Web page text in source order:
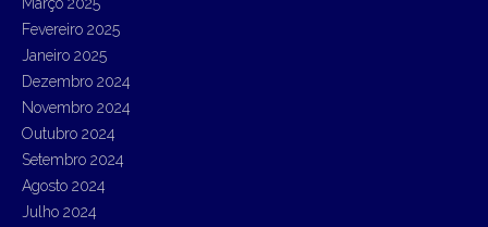
Fevereiro 2025
Janeiro 2025
Dezembro 2024
Novembro 2024
Outubro 2024
Setembro 2024
Agosto 2024
Julho 2024